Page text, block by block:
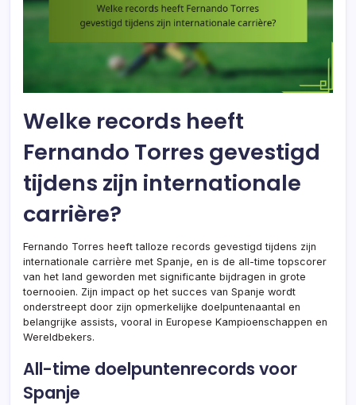
Welke records heeft
Fernando Torres gevestigd
tijdens zijn internationale
carrière?
Fernando Torres heeft talloze records gevestigd tijdens zijn
internationale carrière met Spanje, en is de all-time topscorer
van het land geworden met significante bijdragen in grote
toernooien. Zijn impact op het succes van Spanje wordt
onderstreept door zijn opmerkelijke doelpuntenaantal en
belangrijke assists, vooral in Europese Kampioenschappen en
Wereldbekers.
All-time doelpuntenrecords voor
Spanje